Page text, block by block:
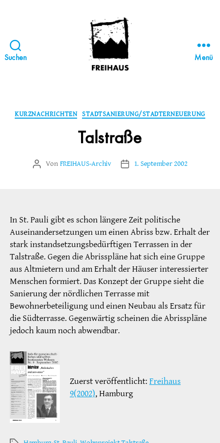
Suchen
STATTBAU
HAMBURG
Menü
Kategorien
KURZNACHRICHTEN STADTSANIERUNG/STADTERNEUERUNG
Talstraße
Beitragsautor
Von FREIHAUS-Archiv Veröffentlichungsdatum
1. September 2002
In St. Pauli gibt es schon längere Zeit politische
Auseinandersetzungen um einen Abriss bzw. Erhalt der
stark instandsetzungsbedürftigen Terrassen in der
Talstraße. Gegen die Abrisspläne hat sich eine Gruppe
aus Altmietern und am Erhalt der Häuser interessierter
Menschen formiert. Das Konzept der Gruppe sieht die
Sanierung der nördlichen Terrasse mit
Bewohnerbeteiligung und einen Neubau als Ersatz für
die Südterrasse. Gegenwärtig scheinen die Abrisspläne
jedoch kaum noch abwendbar.
Zuerst veröffentlicht:Freihaus
9(2002), Hamburg